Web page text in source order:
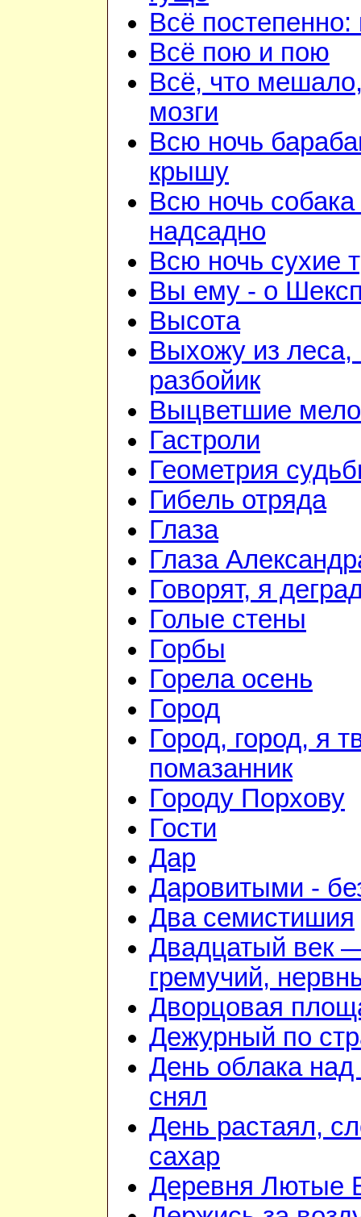
Всё постепенно:
Всё пою и пою
Всё, что
мозги
Всю ночь
крышу
Всю ночь
надсадно
Всю ночь сухие
Вы ему - о
Высота
Выхожу из леса,
разбойик
Выцветшие
Гастроли
Геометрия
Гибель отряда
Глаза
Глаза
Говорят, я
Голые стены
Горбы
Горела осень
Город
Город, город, я
помазанник
Городу Порхову
Гости
Дар
Даровитыми -
Два семистишия
Двадцатый век
гремучий,
Дворцовая
Дежурный по
День облака
снял
День растаял,
сахар
Деревня Лютые